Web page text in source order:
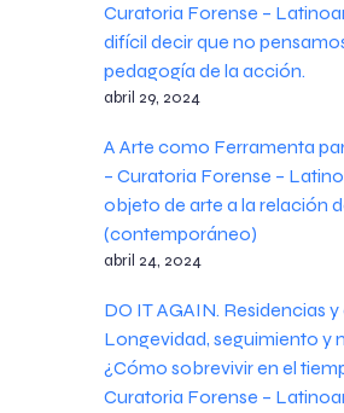
Curatoria Forense –
difícil decir que no
pedagogía de la acción.
abril 29, 2024
A Arte como Ferramenta
– Curatoria Forense –
objeto de arte a la relación
(contemporáneo)
abril 24, 2024
DO IT AGAIN. Residencias
Longevidad, seguimiento y
¿Cómo sobrevivir en el
Curatoria Forense –